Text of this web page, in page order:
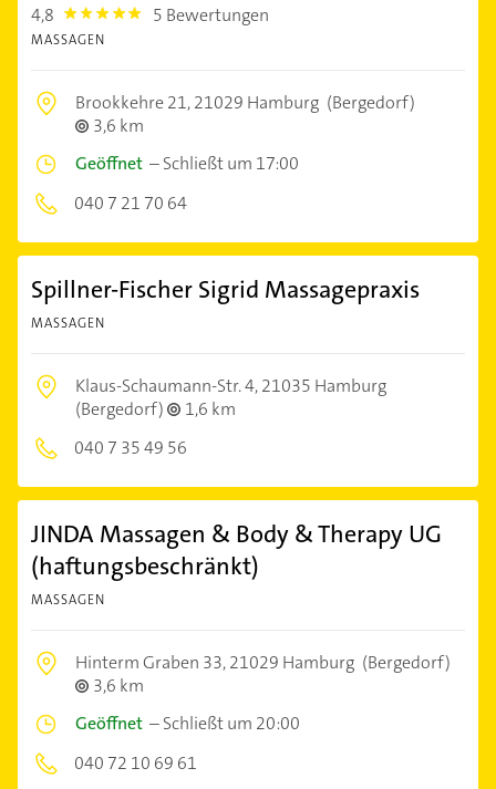
4,8 4.8 5 Bewertungen
MASSAGEN
Brookkehre 21,21029 Hamburg (Bergedorf)
3,6 km
Geöffnet –Schließt um 17:00
040 7 21 70 64
Spillner-Fischer Sigrid Massagepraxis
MASSAGEN
Klaus-Schaumann-Str. 4,21035 Hamburg
(Bergedorf)
1,6 km
040 7 35 49 56
JINDA Massagen & Body & Therapy UG
(haftungsbeschränkt)
MASSAGEN
Hinterm Graben 33,21029 Hamburg (Bergedorf)
3,6 km
Geöffnet –Schließt um 20:00
040 72 10 69 61